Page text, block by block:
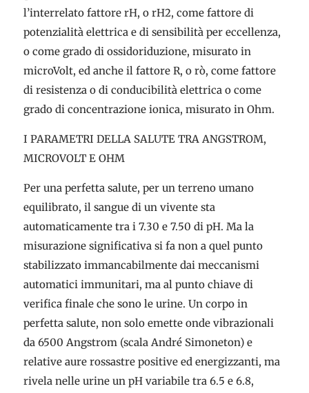
l’interrelato fattore rH, o rH2, come fattore di
potenzialità elettrica e di sensibilità per eccellenza,
o come grado di ossidoriduzione, misurato in
microVolt, ed anche il fattore R, o rò, come fattore
di resistenza o di conducibilità elettrica o come
grado di concentrazione ionica, misurato in Ohm.
I PARAMETRI DELLA SALUTE TRA ANGSTROM,
MICROVOLT E OHM
Per una perfetta salute, per un terreno umano
equilibrato, il sangue di un vivente sta
automaticamente tra i 7.30 e 7.50 di pH. Ma la
misurazione significativa si fa non a quel punto
stabilizzato immancabilmente dai meccanismi
automatici immunitari, ma al punto chiave di
verifica finale che sono le urine. Un corpo in
perfetta salute, non solo emette onde vibrazionali
da 6500 Angstrom (scala André Simoneton) e
relative aure rossastre positive ed energizzanti, ma
rivela nelle urine un pH variabile tra 6.5 e 6.8,